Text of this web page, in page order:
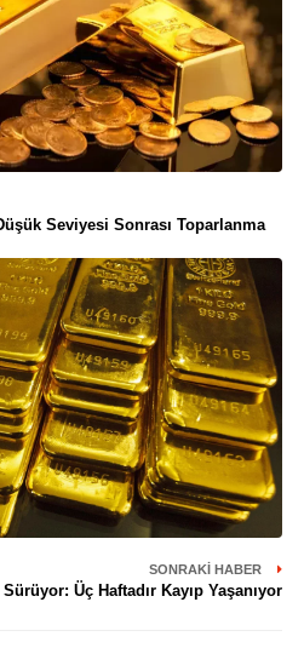
Seviyesi Sonrası Toparlanma
SONRAKI HABER
Üç Haftadır Kayıp Yaşanıyor